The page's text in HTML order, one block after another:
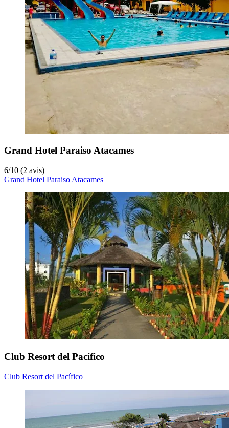
Grand Hotel Paraiso Atacames
6/10 (2 avis)
Grand Hotel Paraiso Atacames
Club Resort del Pacífico
Club Resort del Pacífico